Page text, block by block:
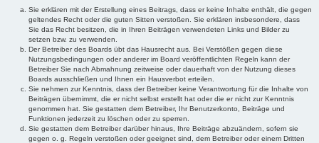
Sie erklären mit der Erstellung eines Beitrags, dass er keine Inhalte enthält, die gegen
geltendes Recht oder die guten Sitten verstoßen. Sie erklären insbesondere, dass
Sie das Recht besitzen, die in Ihren Beiträgen verwendeten Links und Bilder zu
setzen bzw. zu verwenden.
Der Betreiber des Boards übt das Hausrecht aus. Bei Verstößen gegen diese
Nutzungsbedingungen oder anderer im Board veröffentlichten Regeln kann der
Betreiber Sie nach Abmahnung zeitweise oder dauerhaft von der Nutzung dieses
Boards ausschließen und Ihnen ein Hausverbot erteilen.
Sie nehmen zur Kenntnis, dass der Betreiber keine Verantwortung für die Inhalte von
Beiträgen übernimmt, die er nicht selbst erstellt hat oder die er nicht zur Kenntnis
genommen hat. Sie gestatten dem Betreiber, Ihr Benutzerkonto, Beiträge und
Funktionen jederzeit zu löschen oder zu sperren.
Sie gestatten dem Betreiber darüber hinaus, Ihre Beiträge abzuändern, sofern sie
gegen o. g. Regeln verstoßen oder geeignet sind, dem Betreiber oder einem Dritten